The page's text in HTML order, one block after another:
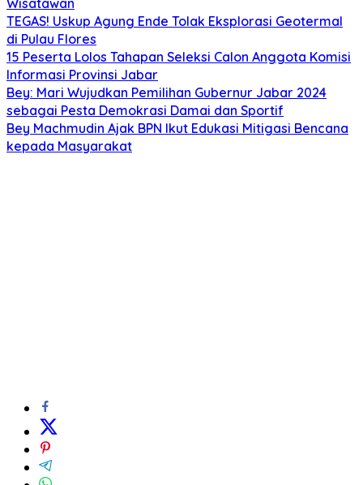
TEGAS! Uskup Agung Ende Tolak Eksplorasi Geotermal
di Pulau Flores
15 Peserta Lolos Tahapan Seleksi Calon Anggota Komisi
Informasi Provinsi Jabar
Bey: Mari Wujudkan Pemilihan Gubernur Jabar 2024
sebagai Pesta Demokrasi Damai dan Sportif
Bey Machmudin Ajak BPN Ikut Edukasi Mitigasi Bencana
kepada Masyarakat